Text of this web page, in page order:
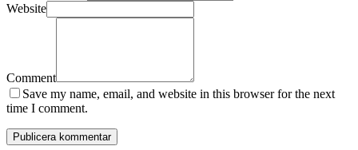
Website
Comment
Save my name, email, and website in this browser for the next
time I comment.